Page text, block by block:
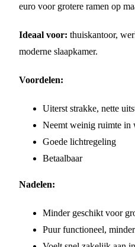
euro voor grotere ramen op
Ideaal voor: thuiskantoor,
moderne slaapkamer.
Voordelen:
Uiterst strakke, nette
Neemt weinig ruimte in
Goede lichtregeling
Betaalbaar
Nadelen:
Minder geschikt voor
Puur functioneel,